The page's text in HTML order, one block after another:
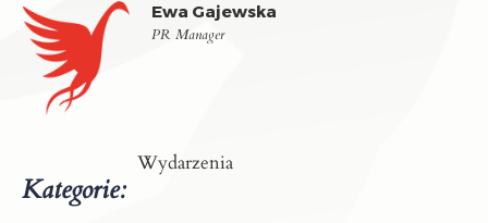
Ewa Gajewska
PR Manager
Kategorie:
Wydarzenia